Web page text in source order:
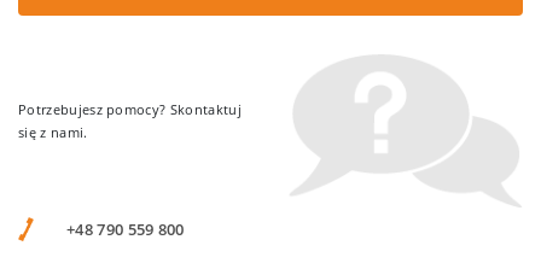
Potrzebujesz pomocy? Skontaktuj
się z nami.
+48 790 559 800